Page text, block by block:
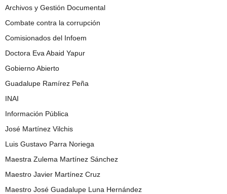
Archivos y Gestión Documental
Combate contra la corrupción
Comisionados del Infoem
Doctora Eva Abaid Yapur
Gobierno Abierto
Guadalupe Ramírez Peña
INAI
Información Pública
José Martínez Vilchis
Luis Gustavo Parra Noriega
Maestra Zulema Martínez Sánchez
Maestro Javier Martínez Cruz
Maestro José Guadalupe Luna Hernández